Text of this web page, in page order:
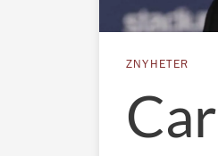
ZNYHETER